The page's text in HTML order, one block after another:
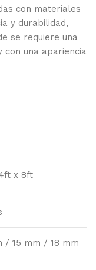
con materiales
y durabilidad,
se requiere una
una apariencia
x 8ft
/ 15 mm / 18 mm